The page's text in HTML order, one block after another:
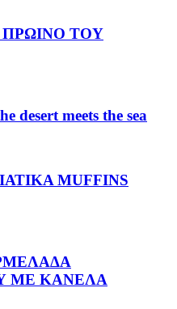
ΤΟΥ
desert meets the sea
MUFFINS
ΜΕ ΚΑΝΕΛΑ